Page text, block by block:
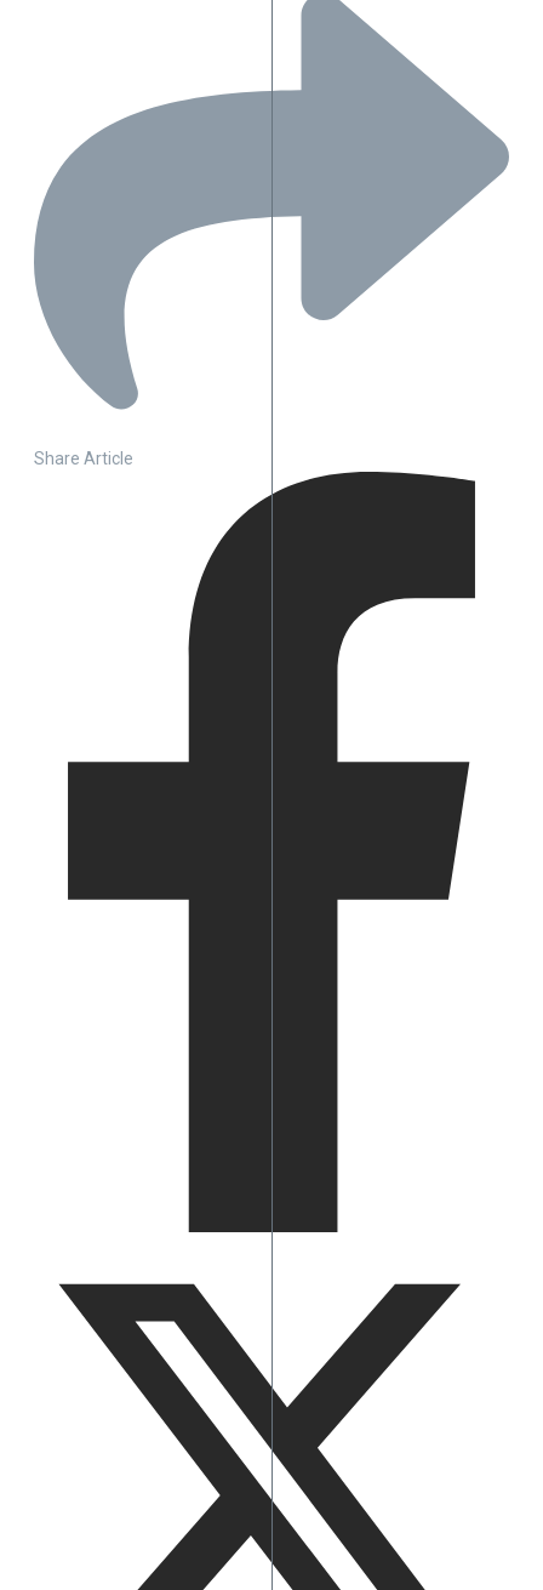
Share Article